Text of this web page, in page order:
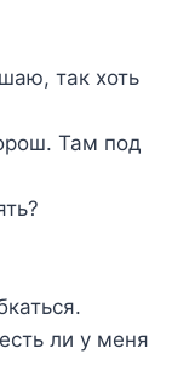
так хоть
Там под
ли у меня